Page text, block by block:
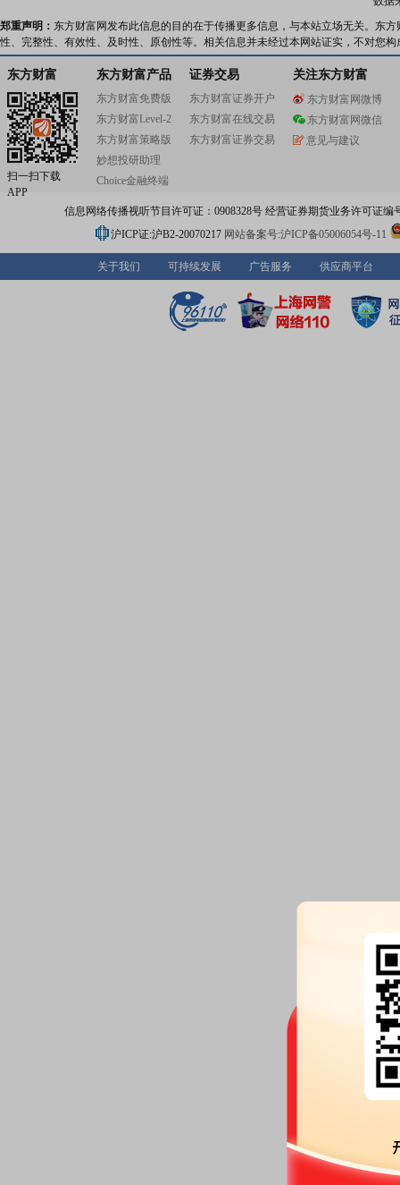
郑重声明： 东方财富网发布此信息的目的在于传播更多信息，与本站立场无关。东
性、完整性、有效性、及时性、原创性等。相关信息并未经过本网站证实，不对您
东方财富
扫一扫下载
APP
东方财富产品
东方财富免费版
东方财富Level-2
东方财富策略版
妙想投研助理
Choice金融终端
证券交易
东方财富证券开户
东方财富在线交易
东方财富证券交易
关注东方财富
东方财富网微博
东方财富网微信
意见与建议
信息网络传播视听节目许可证：0908328号 经营证券期货业务许可证编
沪ICP证:沪B2-20070217 网站备案号:沪ICP备05006054号-11
关于我们 可持续发展 广告服务 供应商平台